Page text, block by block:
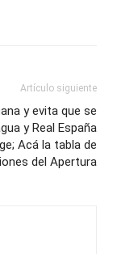
Artículo siguiente
y evita que se
y Real España
Acá la tabla de
del Apertura